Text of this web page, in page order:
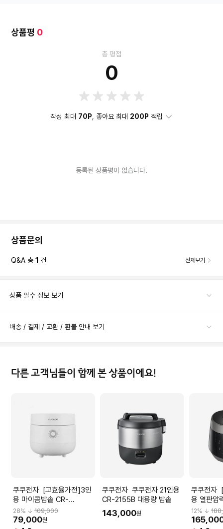
상품평 0
총 평점
0
작성 최대 70P, 좋아요 최대 200P 적립
등록된 상품평이 없습니다.
상품문의
Q&A 총 1 건 전체보기
상품 필수 정보 보기
배송 / 결제 / 교환 / 환불 안내 보기
다른 고객님들이 함께 본 상품이에요!
쿠쿠전자 [고효율가전]3인
용 마이콤밥솥 CR-
0375FW
28% ↓ 109,000
79,000원
쿠쿠전자 쿠쿠전자 21인용
CR-2155B 대용량 밥솥
143,000원
쿠쿠전자 [고효율가전]10인
용 열판압력
P1055FD
12% ↓